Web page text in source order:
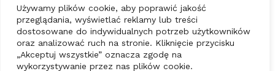
Używamy plików cookie, aby poprawić jakość
przeglądania, wyświetlać reklamy lub treści
dostosowane do indywidualnych potrzeb użytkowników
oraz analizować ruch na stronie. Kliknięcie przycisku
„Akceptuj wszystkie” oznacza zgodę na
wykorzystywanie przez nas plików cookie.
Godziny otwarcia
Pn - Pt: 9 00- 1700
Strona korzysta z plików cookies w celu
realizacji usług i zgodnie z Polityką Prywatności.
Możesz określić warunki przechowywania lub
dostępu do plików cookies w Twojej
przeglądarce.